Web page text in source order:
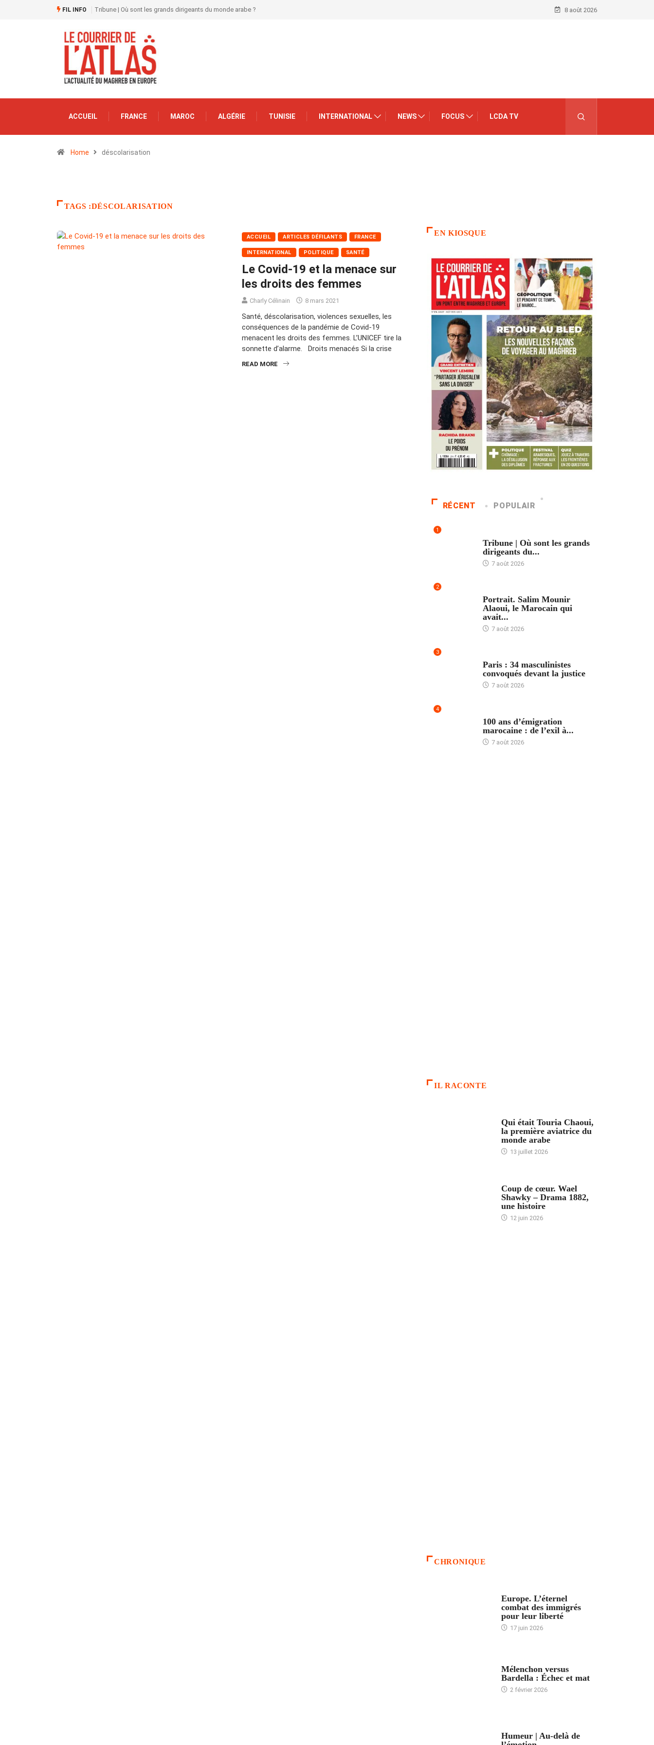
FIL INFO Tribune | Où sont les grands dirigeants du monde arabe ? 8 août 2026
ACCUEIL FRANCE MAROC ALGÉRIE TUNISIE INTERNATIONAL NEWS FOCUS LCDA TV
Home déscolarisation
TAGS :DÉSCOLARISATION
ACCUEIL ARTICLES DÉFILANTS FRANCE
INTERNATIONAL POLITIQUE SANTÉ
Le Covid-19 et la menace sur
les droits des femmes
Charly Célinain 8 mars 2021
Santé, déscolarisation, violences sexuelles, les
conséquences de la pandémie de Covid-19
menacent les droits des femmes. L’UNICEF tire la
sonnette d’alarme. Droits menacés Si la crise
READ MORE
EN KIOSQUE
RÉCENT POPULAIR
1
Tribune | Où sont les grands
dirigeants du...
7 août 2026
2
Portrait. Salim Mounir
Alaoui, le Marocain qui
avait...
7 août 2026
3
Paris : 34 masculinistes
convoqués devant la justice
7 août 2026
4
100 ans d’émigration
marocaine : de l’exil à...
7 août 2026
IL RACONTE
Qui était Touria Chaoui,
la première aviatrice du
monde arabe
13 juillet 2026
Coup de cœur. Wael
Shawky – Drama 1882,
une histoire
12 juin 2026
CHRONIQUE
Europe. L’éternel
combat des immigrés
pour leur liberté
17 juin 2026
Mélenchon versus
Bardella : Échec et mat
2 février 2026
Humeur | Au-delà de